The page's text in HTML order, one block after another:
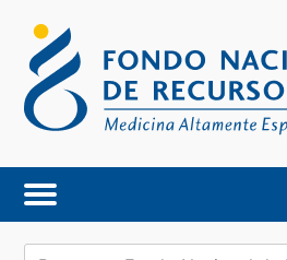
content